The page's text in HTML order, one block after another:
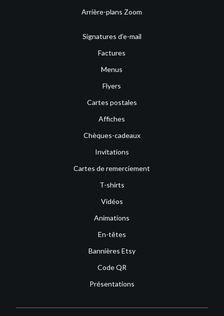
Arrière-plans Zoom
Signatures d’e-mail
Factures
Menus
Flyers
Cartes postales
Affiches
Chèques-cadeaux
Invitations
Cartes de remerciement
T-shirts
Vidéos
Animations
En-têtes
Bannières Etsy
Code QR
Présentations